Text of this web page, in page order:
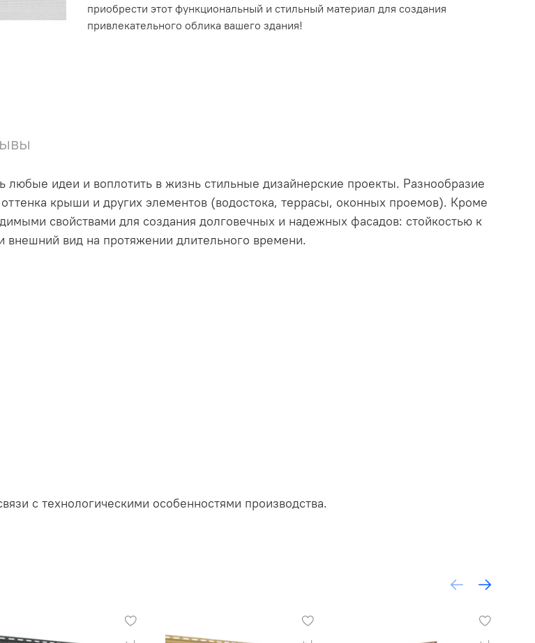
приобрести этот функциональный и стильный материал для создания
привлекательного облика вашего здания!
идеи и воплотить в жизнь стильные дизайнерские проекты. Разнообразие
крыши и других элементов (водостока, террасы, оконных проемов). Кроме
свойствами для создания долговечных и надежных фасадов: стойкостью к
внешний вид на протяжении длительного времени.
с технологическими особенностями производства.